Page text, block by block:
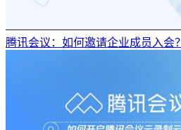
腾讯会议：如何邀请企业成员入会？